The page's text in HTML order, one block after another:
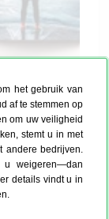
het gebruik van
af te stemmen op
om uw veiligheid
stemt u in met
andere bedrijven.
weigeren—dan
details vindt u in
Onze
voor je
modern,
alle